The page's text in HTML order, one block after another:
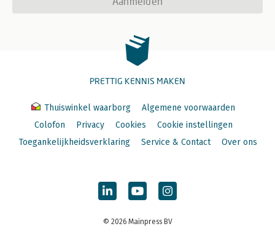
PRETTIG KENNIS MAKEN
Thuiswinkel waarborg
Algemene voorwaarden
Colofon
Privacy Cookies
Cookie instellingen
Toegankelijkheidsverklaring
Service & Contact Over ons
© 2026 Mainpress BV